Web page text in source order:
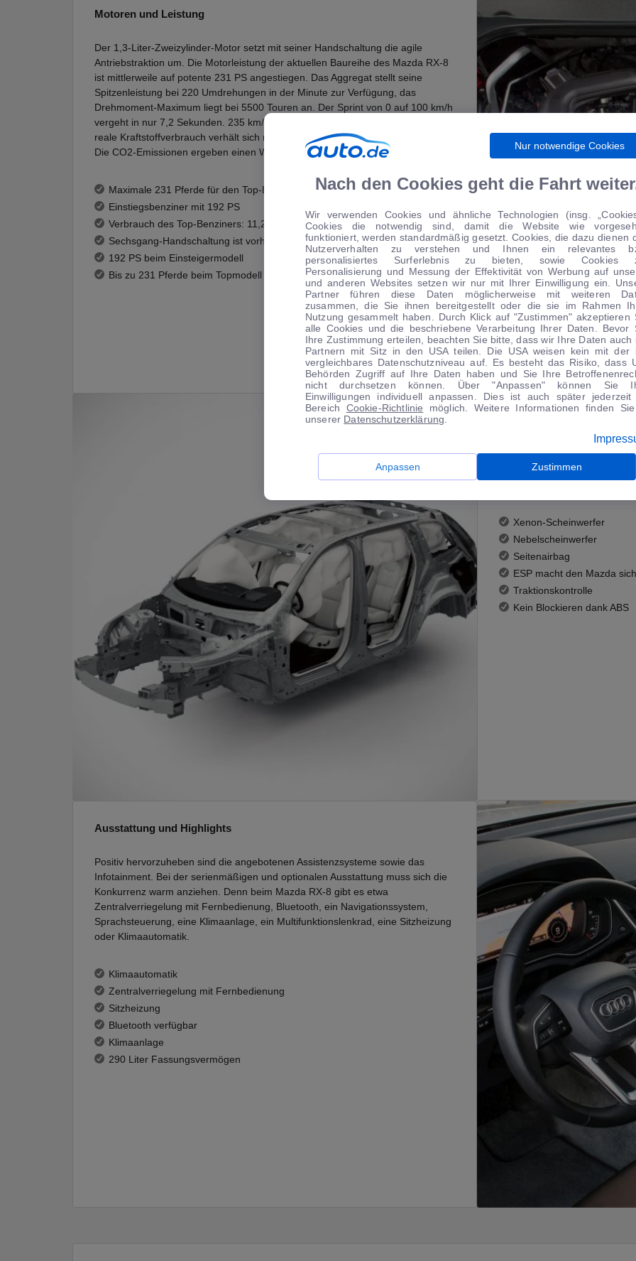
Motoren und Leistung
Der 1,3-Liter-Zweizylinder-Motor setzt mit seiner Handschaltung die agile
Antriebstraktion um. Die Motorleistung der aktuellen Baureihe des Mazda RX-8
ist mittlerweile auf potente 231 PS angestiegen. Das Aggregat stellt seine
Spitzenleistung bei 220 Umdrehungen in der Minute zur Verfügung, das
Drehmoment-Maximum liegt bei 5500 Touren an. Der Sprint von 0 auf 100 km/h
vergeht in nur 7,2 Sekunden. 235 km/h können maximal gefahren werden. Der
reale Kraftstoffverbrauch verhält sich mit 10,6 Liter je 100 Kilometer moderat.
Die CO2-Emissionen ergeben einen Wert von 284g pro Kilometer.
Maximale 231 Pferde für den Top-Benziner
Einstiegsbenziner mit 192 PS
Verbrauch des Top-Benziners: 11,2 Liter
Sechsgang-Handschaltung ist vorhanden
192 PS beim Einsteigermodell
Bis zu 231 Pferde beim Topmodell
Der Mazda RX-8 ist ein
der passiven Sicherheit.
Xenon-Scheinwerfer
Nebelscheinwerfer
Seitenairbag
ESP macht den Mazda
Traktionskontrolle
Kein Blockieren dank ABS
Ausstattung und Highlights
Positiv hervorzuheben sind die angebotenen Assistenzsysteme sowie das
Infotainment. Bei der serienmäßigen und optionalen Ausstattung muss sich die
Konkurrenz warm anziehen. Denn beim Mazda RX-8 gibt es etwa
Zentralverriegelung mit Fernbedienung, Bluetooth, ein Navigationssystem,
Sprachsteuerung, eine Klimaanlage, ein Multifunktionslenkrad, eine Sitzheizung
oder Klimaautomatik.
Klimaautomatik
Zentralverriegelung mit Fernbedienung
Sitzheizung
Bluetooth verfügbar
Klimaanlage
290 Liter Fassungsvermögen
Nur notwendige Cookies
Nach den Cookies geht die Fahrt
Wir verwenden Cookies und ähnliche Technologien (insg.
Cookies die notwendig sind, damit die Website wie
funktioniert, werden standardmäßig gesetzt. Cookies, die dazu dienen
Nutzerverhalten zu verstehen und Ihnen ein relevantes
personalisiertes Surferlebnis zu bieten, sowie Cookies
Personalisierung und Messung der Effektivität von Werbung auf
und anderen Websites setzen wir nur mit Ihrer Einwilligung ein.
Partner führen diese Daten möglicherweise mit weiteren
zusammen, die Sie ihnen bereitgestellt oder die sie im Rahmen
Nutzung gesammelt haben. Durch Klick auf "Zustimmen" akzeptieren
alle Cookies und die beschriebene Verarbeitung Ihrer Daten. Bevor
Ihre Zustimmung erteilen, beachten Sie bitte, dass wir Ihre Daten auch
Partnern mit Sitz in den USA teilen. Die USA weisen kein mit der
vergleichbares Datenschutzniveau auf. Es besteht das Risiko, dass
Behörden Zugriff auf Ihre Daten haben und Sie Ihre
nicht durchsetzen können. Über "Anpassen" können Sie
Einwilligungen individuell anpassen. Dies ist auch später jederzeit
Bereich Cookie-Richtlinie möglich. Weitere Informationen finden
unserer Datenschutzerklärung
Anpassen Zustimmen